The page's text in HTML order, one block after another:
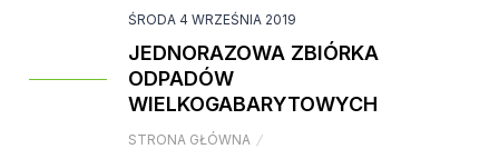
ŚRODA 4 WRZEŚNIA 2019
JEDNORAZOWA ZBIÓRKA
ODPADÓW
WIELKOGABARYTOWYCH
STRONA GŁÓWNA /